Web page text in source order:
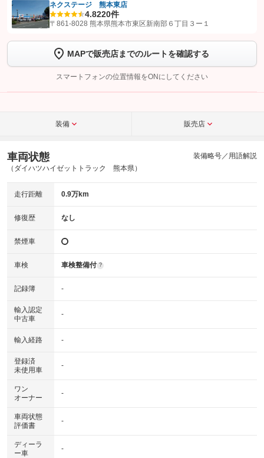
【STEP1】認証画面でグーネットを友だち追加してから「許可する」ボタンを押
トーク画面で
ボタンをタップして問い合わせを
完了してください。
こちら
ネクステージ 熊本東店
4.8220件
〒861-8028 熊本県熊本市東区新南部６丁目３ー１
MAPで販売店までのルートを確認する
スマートフォンの位置情報をONにしてください
装備 販売店
車両状態
（ダイハツハイゼットトラック 熊本県）
装備略号／用語解説
走行距離 0.9万km
修復歴 なし
禁煙車
車検 車検整備付 ?
記録簿 -
輸入認定
中古車
-
輸入経路 -
登録済
未使用車
-
ワン
オーナー
-
車両状態
評価書
-
ディーラ
ー車
-